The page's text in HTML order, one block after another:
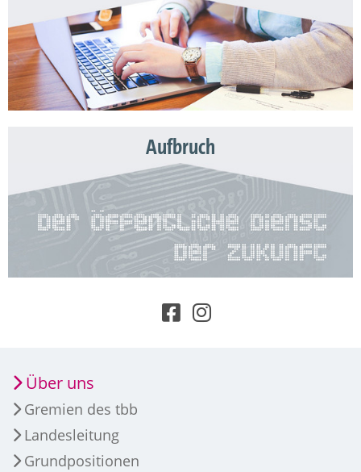
Aufbruch
Über uns
Gremien des tbb
Landesleitung
Grundpositionen